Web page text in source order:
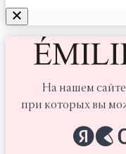
На нашем
при которых вы